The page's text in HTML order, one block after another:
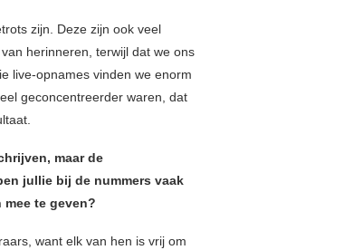
zijn. Deze zijn ook veel
herinneren, terwijl dat we ons
live-opnames vinden we enorm
geconcentreerder waren, dat
maar de
jullie bij de nummers vaak
te geven?
want elk van hen is vrij om